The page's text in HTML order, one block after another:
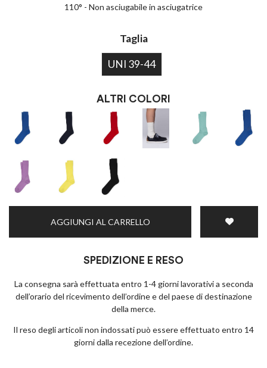
110° - Non asciugabile in asciugatrice
Taglia
UNI 39-44
ALTRI COLORI
AGGIUNGI AL CARRELLO
SPEDIZIONE E RESO
La consegna sarà effettuata entro 1-4 giorni lavorativi a seconda
dell’orario del ricevimento dell’ordine e del paese di destinazione
della merce.
Il reso degli articoli non indossati può essere effettuato entro 14
giorni dalla recezione dell’ordine.